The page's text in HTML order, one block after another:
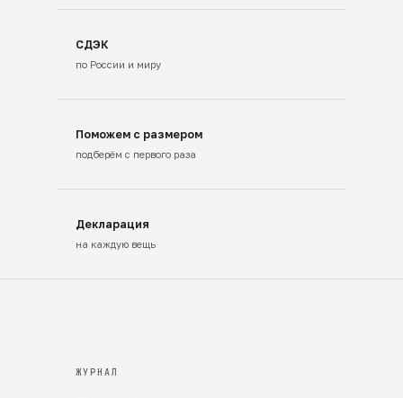
СДЭК
по России и миру
Поможем с размером
подберём с первого раза
Декларация
на каждую вещь
ЖУРНАЛ